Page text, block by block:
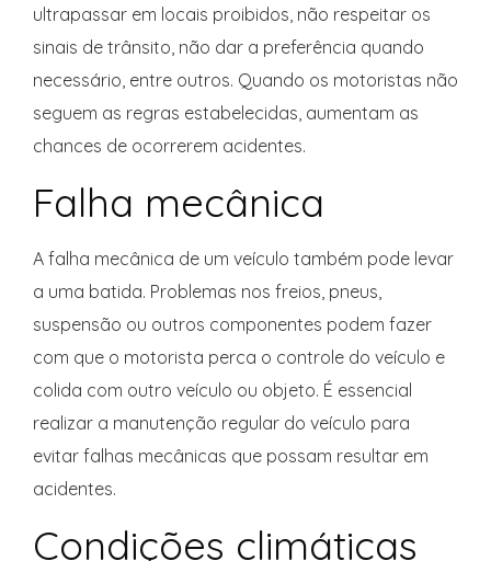
ultrapassar em locais proibidos, não respeitar os
sinais de trânsito, não dar a preferência quando
necessário, entre outros. Quando os motoristas não
seguem as regras estabelecidas, aumentam as
chances de ocorrerem acidentes.
Falha mecânica
A falha mecânica de um veículo também pode levar
a uma batida. Problemas nos freios, pneus,
suspensão ou outros componentes podem fazer
com que o motorista perca o controle do veículo e
colida com outro veículo ou objeto. É essencial
realizar a manutenção regular do veículo para
evitar falhas mecânicas que possam resultar em
acidentes.
Condições climáticas